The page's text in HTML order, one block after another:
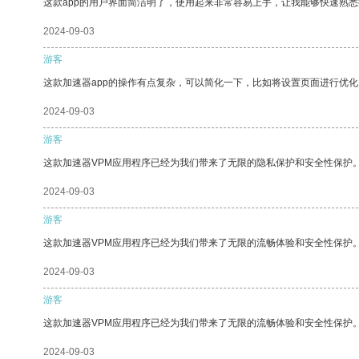
这款app的用户界面简洁明了，使用起来非常容易上手，让我能够快速熟悉
2024-09-03
游客
这款加速器app的操作有点复杂，可以简化一下，比如将设置页面进行优化
2024-09-03
游客
这款加速器VPM应用程序已经为我们带来了无限的隐私保护和安全性保护。
2024-09-03
游客
这款加速器VPM应用程序已经为我们带来了无限的流畅体验和安全性保护。
2024-09-03
游客
这款加速器VPM应用程序已经为我们带来了无限的流畅体验和安全性保护。
2024-09-03